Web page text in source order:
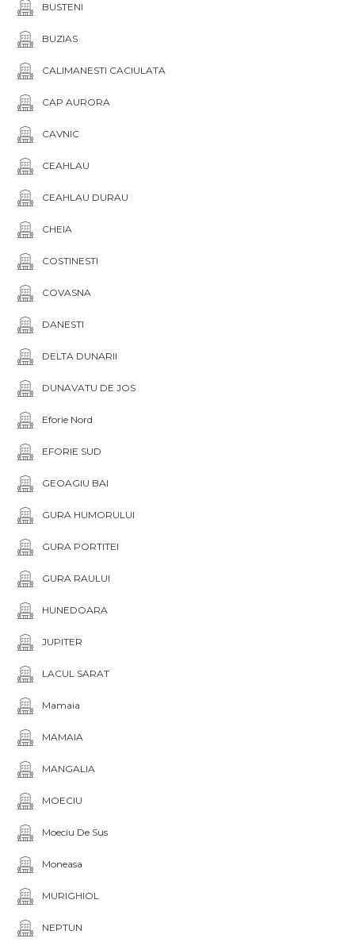
BUSTENI
BUZIAS
CALIMANESTI CACIULATA
CAP AURORA
CAVNIC
CEAHLAU
CEAHLAU DURAU
CHEIA
COSTINESTI
COVASNA
DANESTI
DELTA DUNARII
DUNAVATU DE JOS
Eforie Nord
EFORIE SUD
GEOAGIU BAI
GURA HUMORULUI
GURA PORTITEI
GURA RAULUI
HUNEDOARA
JUPITER
LACUL SARAT
Mamaia
MAMAIA
MANGALIA
MOECIU
Moeciu De Sus
Moneasa
MURIGHIOL
NEPTUN